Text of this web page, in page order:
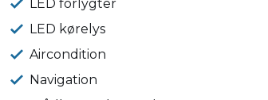
LED forlygter
LED kørelys
Aircondition
Navigation